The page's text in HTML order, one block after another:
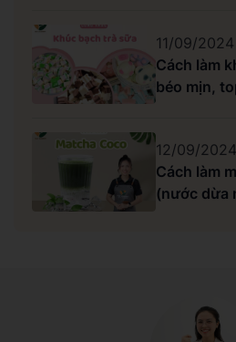
11/09/2024
Cách làm
béo mịn,
12/09/2024
Cách làm
(nước dừa